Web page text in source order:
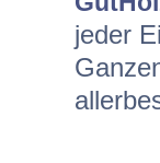
jeder